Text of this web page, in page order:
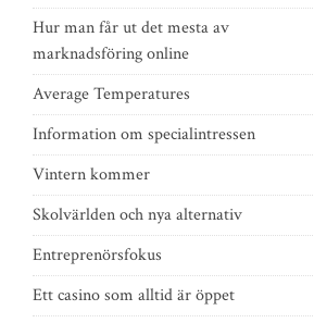
Hur man får ut det mesta av
marknadsföring online
Average Temperatures
Information om specialintressen
Vintern kommer
Skolvärlden och nya alternativ
Entreprenörsfokus
Ett casino som alltid är öppet